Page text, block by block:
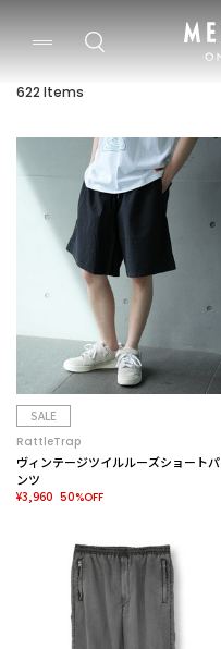
622 Items
SALE
RattleTrap
ヴィンテージツイルルーズショートパ
ンツ
¥3,960 50%OFF